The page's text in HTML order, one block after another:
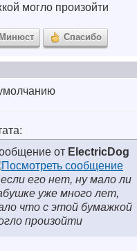
могло произойти
Спасибо
от ElectricDog
его нет, ну мало ли
уже много лет,
что с этой бумажкой
произойти